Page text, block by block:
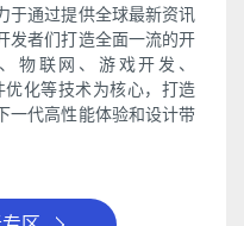
于通过提供全球最新资讯
发者们打造全面一流的开
物联网、游戏开发、
化等技术为核心，打造
一代高性能体验和设计带